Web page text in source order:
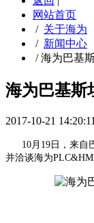
网站首页
/ 关于海为
/ 新闻中心
/海为巴基
海为巴基斯
2017-10-21 14:20:11
10月19日，来自
并洽谈海为